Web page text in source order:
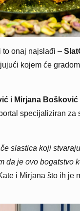
to onaj najslađi –
kojem će
i Mirjana Bošković
specijaliziran za
slastica koji
da je ovo bogatstvo
i Mirjana što ih je